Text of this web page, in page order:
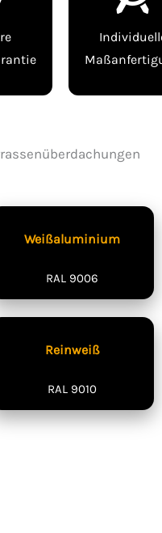
Weißaluminium
RAL 9006
Reinweiß
RAL 9010